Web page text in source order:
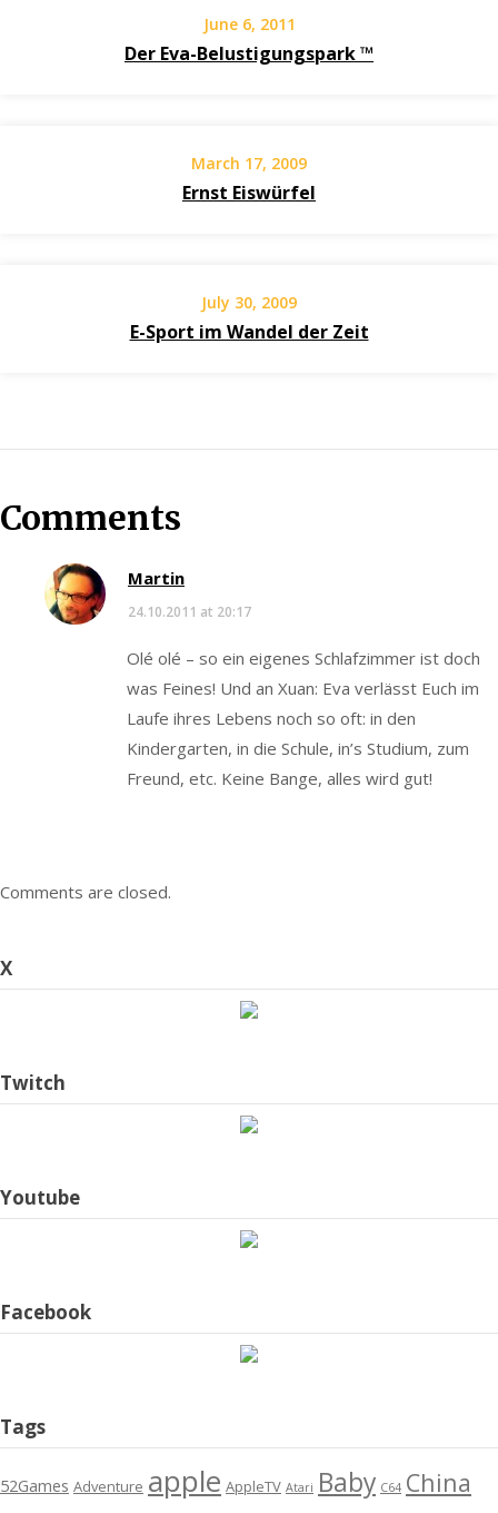
June 6, 2011
Der Eva-Belustigungspark ™
March 17, 2009
Ernst Eiswürfel
July 30, 2009
E-Sport im Wandel der Zeit
Comments
Martin
24.10.2011 at 20:17
Olé olé – so ein eigenes Schlafzimmer ist doch
was Feines! Und an Xuan: Eva verlässt Euch im
Laufe ihres Lebens noch so oft: in den
Kindergarten, in die Schule, in’s Studium, zum
Freund, etc. Keine Bange, alles wird gut!
Comments are closed.
X
Twitch
Youtube
Facebook
Tags
52Games Adventure apple AppleTV Atari Baby C64 China